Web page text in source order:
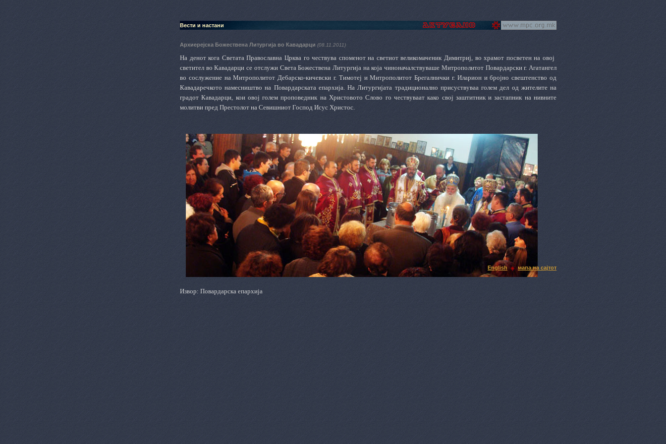
Вести и настани
Архиерејска Божествена Литургија во Кавадарци (08.11.2011)
На денот кога Светата Православна Црква го чествува споменот на светиот великомаченик Димитриј, во храмот посветен на овој
светител во Кавадарци се отслужи Света Божествена Литургија на која чиноначалствуваше Митрополитот Повардарски г. Агатангел
во сослужение на Митрополитот Дебарско-кичевски г. Тимотеј и Митрополитот Брегалнички г. Иларион и бројно свештенство од
Кавадаречкото намесништво на Повардарската епархија.На Литургијата традиционално присуствуваа голем дел од жителите на
градот Кавадарци, кои овој голем проповедник на Христовото Слово го чествуваат како свој заштитник и застапник на нивните
молитви пред Престолот на Севишниот Господ Исус Христос.
Извор: Повардарска епархија
English мапа на сајтот